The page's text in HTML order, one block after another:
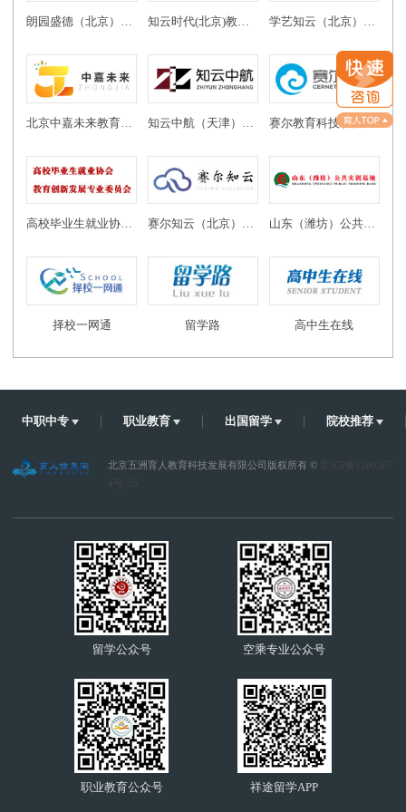
朗园盛德（北京）教育投资有限公司 知云时代(北京)教育科技有限公司 学艺知云（北京）教育科技有限公司
赛尔教育科技发展有限公司
高校毕业生就业协会教育创新发展专业委员会 赛尔知云（北京）教育科技有限公司 山东（潍坊）公共实训基地
择校一网通 留学路 高中生在线
中职中专 职业教育 出国留学 院校推荐
北京五洲育人教育科技发展有限公司版权所有 ©
京ICP备1200207
4号-25
空乘专业公众号
留学公众号
祥途留学APP
职业教育公众号